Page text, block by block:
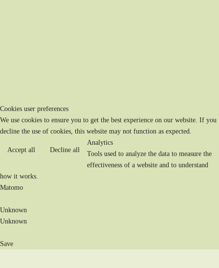
Cookies user preferences
We use cookies to ensure you to get the best experience on our website. If you
decline the use of cookies, this website may not function as expected.
Accept all Decline all
Analytics
Tools used to analyze the data to measure the
effectiveness of a website and to understand
how it works.
Matomo
Unknown
Unknown
Save